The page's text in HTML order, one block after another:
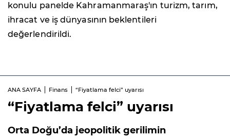
konulu panelde Kahramanmaraş'ın turizm, tarım,
ihracat ve iş dünyasının beklentileri
değerlendirildi.
ANA SAYFA Finans “Fiyatlama felci” uyarısı
“Fiyatlama felci” uyarısı
Orta Doğu’da jeopolitik gerilimin